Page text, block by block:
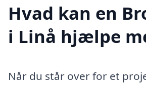
Hvad kan en
i Linå hjælpe
Når du står over for et